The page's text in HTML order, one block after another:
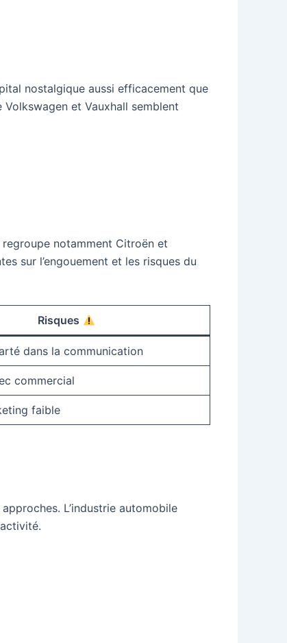
nostalgique aussi efficacement que
et Vauxhall semblent
notamment Citroën et
sur l’engouement et les risques du
Risques
dans la communication
commercial
faible
L’industrie automobile